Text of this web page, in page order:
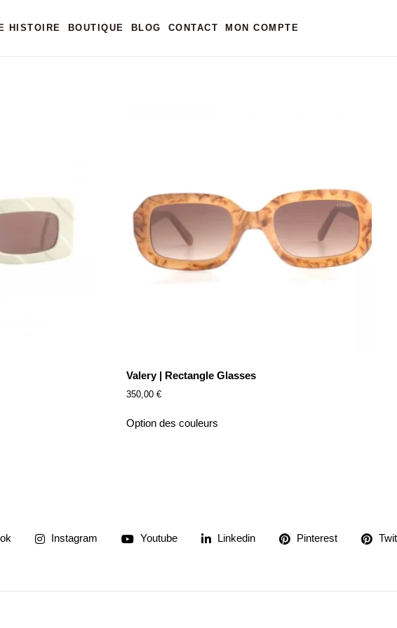
HISTOIRE BOUTIQUE BLOG CONTACT MON COMPTE
SOLEIL FASHION
Valery | Rectangle Glasses
350,00 €
Option des couleurs
Instagram Youtube Linkedin Pinterest